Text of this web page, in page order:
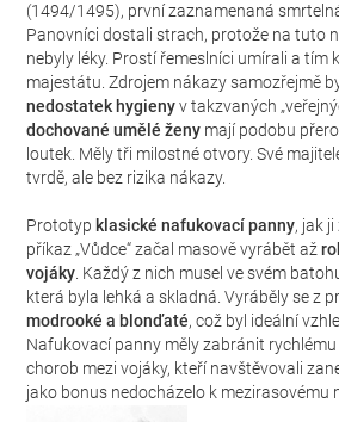
(1494/1495), první zaznamenaná
Panovníci dostali strach, protože na tuto
nebyly léky. Prostí řemeslníci umírali a tím
majestátu. Zdrojem nákazy samozřejmě
nedostatek hygienyv takzvaných
dochované umělé ženy mají podobu
loutek. Měly tři milostné otvory. Své
tvrdě, ale bez rizika nákazy.
Prototyp klasické nafukovací panny, jak
příkaz „Vůdce“ začal masově vyrábět až
vojáky. Každý z nich musel ve svém
která byla lehká a skladná. Vyráběly se z
modrooké a blonďaté, což byl ideální
Nafukovací panny měly zabránit
chorob mezi vojáky, kteří navštěvovali
jako bonus nedocházelo k mezirasovému